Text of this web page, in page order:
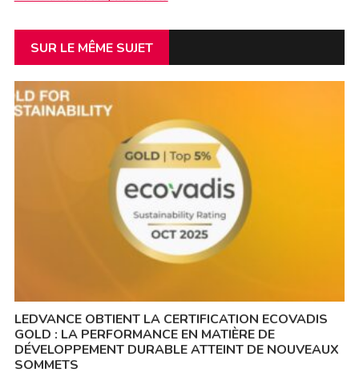
SUR LE MÊME SUJET
LEDVANCE OBTIENT LA CERTIFICATION ECOVADIS
GOLD : LA PERFORMANCE EN MATIÈRE DE
DÉVELOPPEMENT DURABLE ATTEINT DE NOUVEAUX
SOMMETS